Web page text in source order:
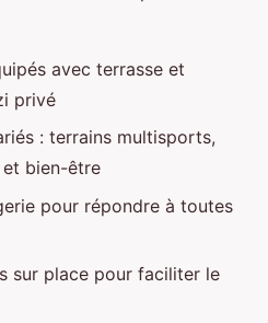
avec terrasse et
privé
: terrains multisports,
et bien-être
pour répondre à toutes
sur place pour faciliter le